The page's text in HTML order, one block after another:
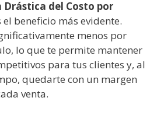
Drástica del Costo por
el beneficio más evidente.
menos por
lo que te permite mantener
para tus clientes y, al
quedarte con un margen
venta.